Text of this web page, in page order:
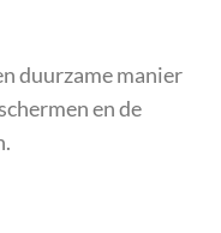
duurzame manier
en de